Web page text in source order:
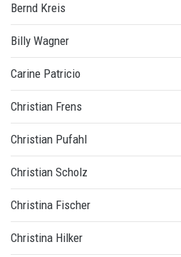
Bernd Kreis
Billy Wagner
Carine Patricio
Christian Frens
Christian Pufahl
Christian Scholz
Christina Fischer
Christina Hilker